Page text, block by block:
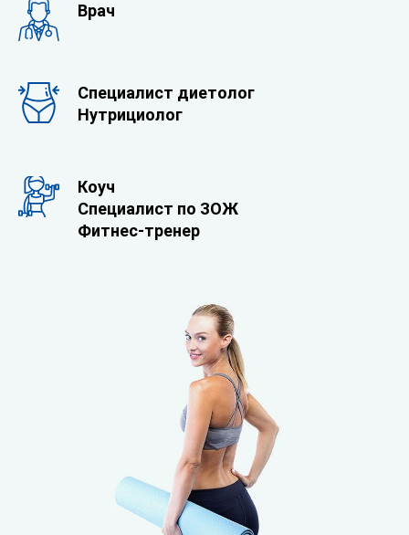
Врач
Специалист диетолог
Нутрициолог
Коуч
Специалист по ЗОЖ
Фитнес-тренер